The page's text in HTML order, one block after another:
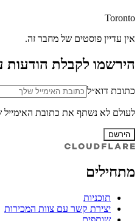
Toronto
אין עדיין פוסטים של מחבר זה.
הירשמו לקבלת
כתובת דוא״ל
לעולם לא נשתף את כתובת האימייל
הירשם
מתחילים
תוכניות
יצירת קשר עם צוות המכירות